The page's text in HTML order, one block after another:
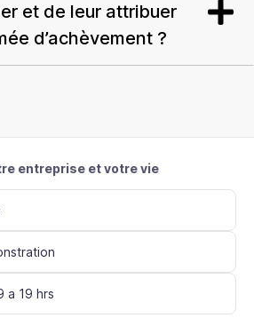
et de leur attribuer
d’achèvement ?
entreprise et votre vie
a 19 hrs